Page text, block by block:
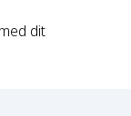
dit